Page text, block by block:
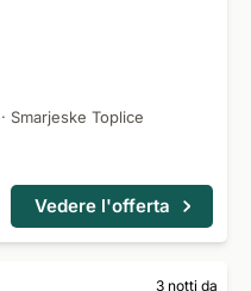
· Smarjeske Toplice
Vedere l'offerta
3 notti da